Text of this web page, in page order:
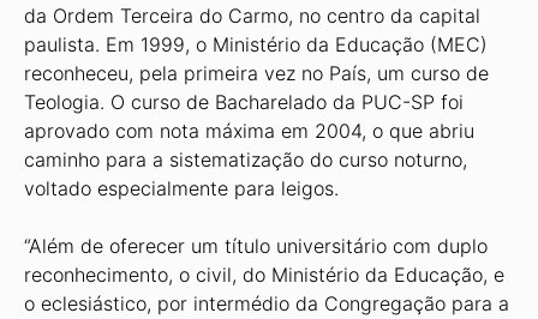
da Ordem Terceira do Carmo, no centro da capital
paulista. Em 1999, o Ministério da Educação (MEC)
reconheceu, pela primeira vez no País, um curso de
Teologia. O curso de Bacharelado da PUC-SP foi
aprovado com nota máxima em 2004, o que abriu
caminho para a sistematização do curso noturno,
voltado especialmente para leigos.
“Além de oferecer um título universitário com duplo
reconhecimento, o civil, do Ministério da Educação, e
o eclesiástico, por intermédio da Congregação para a